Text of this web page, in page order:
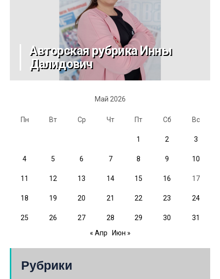
Авторская рубрика Инны
Далидович
Май 2026
Пн Вт Ср Чт Пт Сб Вс
1 2 3
4 5 6 7 8 9 10
11 12 13 14 15 16 17
18 19 20 21 22 23 24
25 26 27 28 29 30
31
« Апр
Июн »
Рубрики